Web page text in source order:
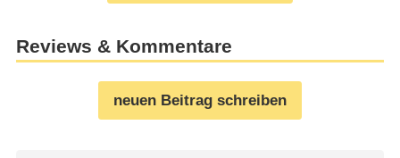
Reviews & Kommentare
neuen Beitrag schreiben